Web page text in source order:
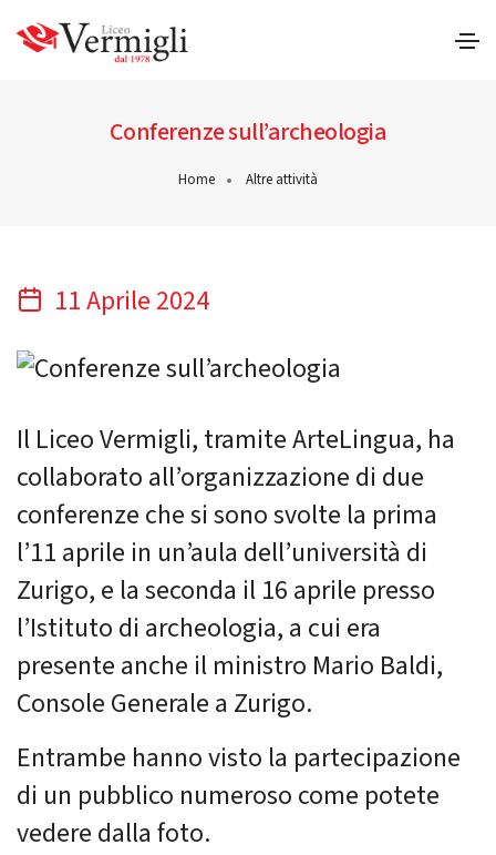
Conferenze sull’archeologia
Home Altre attività
11 Aprile 2024
Il Liceo Vermigli, tramite ArteLingua, ha
collaborato all’organizzazione di due
conferenze che si sono svolte la prima
l’11 aprile in un’aula dell’università di
Zurigo, e la seconda il 16 aprile presso
l’Istituto di archeologia, a cui era
presente anche il ministro Mario Baldi,
Console Generale a Zurigo.
Entrambe hanno visto la partecipazione
di un pubblico numeroso come potete
vedere dalla foto.